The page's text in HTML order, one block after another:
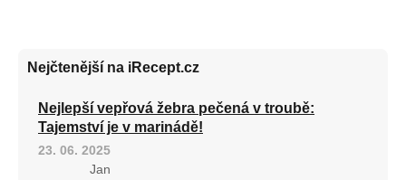
Nejčtenější na iRecept.cz
Nejlepší vepřová žebra pečená v troubě:
Tajemství je v marinádě!
23. 06. 2025
Jan